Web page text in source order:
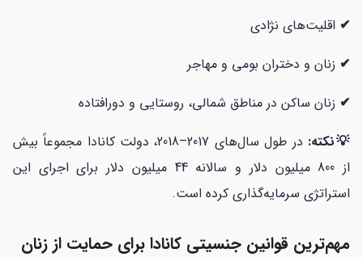
✔ اقلیت‌های نژادی
✔ زنان و دختران بومی و مهاجر
✔ زنان ساکن در مناطق شمالی، روستایی و دورافتاده
💡نکته:
در طول سال‌های 2017–2018، دولت کانادا مجموعاً بیش
از 800 میلیون دلار و سالانه 44 میلیون دلار برای اجرای این
استراتژی سرمایه‌گذاری کرده است.
مهم‌ترین قوانین جنسیتی کانادا برای حمایت از زنان